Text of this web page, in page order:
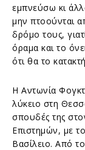
εμπνεύσω κι
μην πτοούνται
δρόμο τους,
όραμα και το
ότι θα το
Η Αντωνία
λύκειο στη
σπουδές της
Επιστημών, με
Βασίλειο. Από